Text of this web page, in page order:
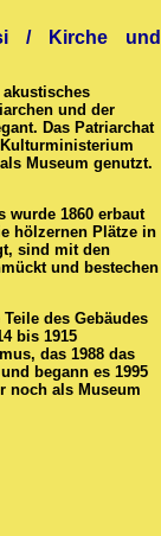
/ Kirche und
und der
Das Patriarchat
Kulturministerium
Museum genutzt.
wurde 1860 erbaut
hölzernen Plätze in
sind mit den
und bestechen
des Gebäudes
bis 1915
das 1988 das
begann es 1995
noch als Museum